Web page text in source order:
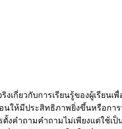
งเกี่ยวกับการเรียนรู้ของผู้เรี
ระสิทธิภาพยิ่งขึ้นหรือการปร
คำถามคำถามไม่เพียงแต่ใช้